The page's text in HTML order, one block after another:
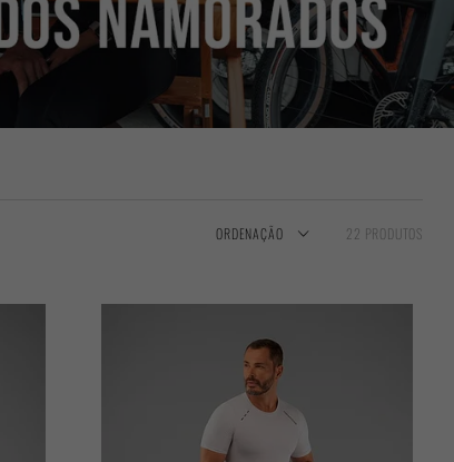
ORDENAÇÃO 22 PRODUTOS